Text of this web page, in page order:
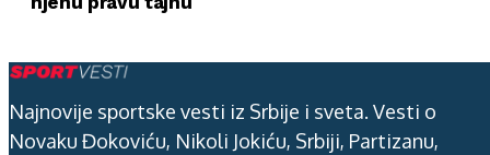
Najnovije sportske vesti iz Srbije i sveta. Vesti o
Novaku Đokoviću, Nikoli Jokiću, Srbiji, Partizanu,